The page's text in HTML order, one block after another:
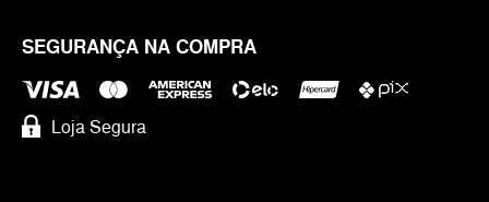
SEGURANÇA NA COMPRA
Loja Segura